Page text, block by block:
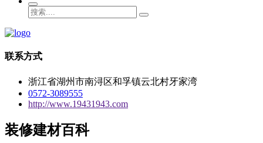
联系方式
浙江省湖州市南浔区和孚镇云北村牙家湾
0572-3089555
http://www.19431943.com
装修建材百科